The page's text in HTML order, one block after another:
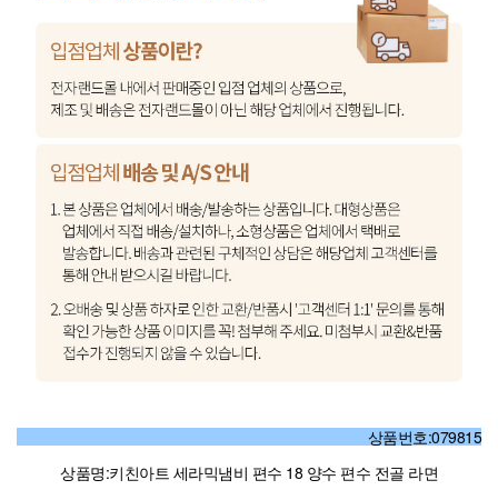
상품번호:079815
상품명:키친아트 세라믹냄비 편수 18 양수 편수 전골 라면